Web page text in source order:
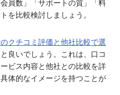
員数」「サポートの質」「料
を比較検討しましょう。
クチコミ評価と他社比較で選
良いでしょう。これは、口コ
ビス内容と他社との比較を詳
体的なイメージを持つことが